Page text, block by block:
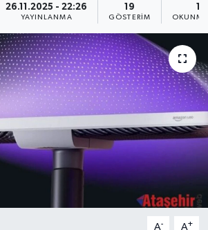
26.11.2025 - 22:26
YAYINLANMA
19
GÖSTERIM
1
A- A+